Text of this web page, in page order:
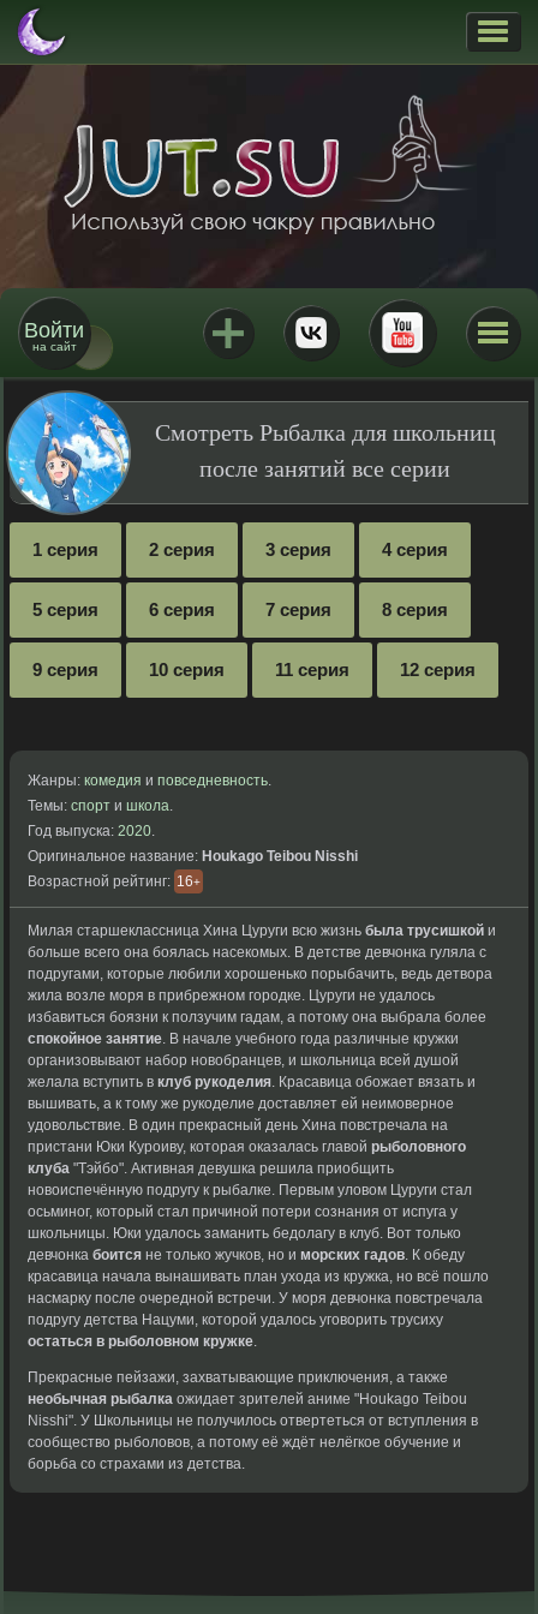
Войти
на сайт
Смотреть Рыбалка для школьниц
после занятий все серии
1 серия 2 серия 3 серия 4 серия
5 серия 6 серия 7 серия 8 серия
9 серия 10 серия 11 серия 12 серия
Жанры: комедия и повседневность.
Темы: спорт и школа.
Год выпуска: 2020.
Оригинальное название: Houkago Teibou Nisshi
Возрастной рейтинг: 16+
Милая старшеклассница Хина Цуруги всю жизнь была трусишкой и
больше всего она боялась насекомых. В детстве девчонка гуляла с
подругами, которые любили хорошенько порыбачить, ведь детвора
жила возле моря в прибрежном городке. Цуруги не удалось
избавиться боязни к ползучим гадам, а потому она выбрала более
спокойное занятие. В начале учебного года различные кружки
организовывают набор новобранцев, и школьница всей душой
желала вступить в клуб рукоделия. Красавица обожает вязать и
вышивать, а к тому же рукоделие доставляет ей неимоверное
удовольствие. В один прекрасный день Хина повстречала на
пристани Юки Куроиву, которая оказалась главой рыболовного
клуба "Тэйбо". Активная девушка решила приобщить
новоиспечённую подругу к рыбалке. Первым уловом Цуруги стал
осьминог, который стал причиной потери сознания от испуга у
школьницы. Юки удалось заманить бедолагу в клуб. Вот только
девчонка боится не только жучков, но и морских гадов. К обеду
красавица начала вынашивать план ухода из кружка, но всё пошло
насмарку после очередной встречи. У моря девчонка повстречала
подругу детства Нацуми, которой удалось уговорить трусиху
остаться в рыболовном кружке.
Прекрасные пейзажи, захватывающие приключения, а также
необычная рыбалка ожидает зрителей аниме "Houkago Teibou
Nisshi". У Школьницы не получилось отвертеться от вступления в
сообщество рыболовов, а потому её ждёт нелёгкое обучение и
борьба со страхами из детства.